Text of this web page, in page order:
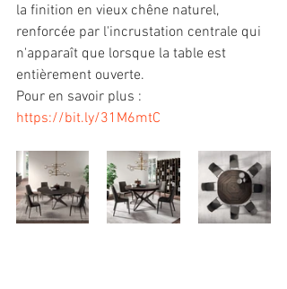
la finition en vieux chêne naturel,
renforcée par l'incrustation centrale qui
n'apparaît que lorsque la table est
entièrement ouverte.
Pour en savoir plus :
https://bit.ly/31M6mtC